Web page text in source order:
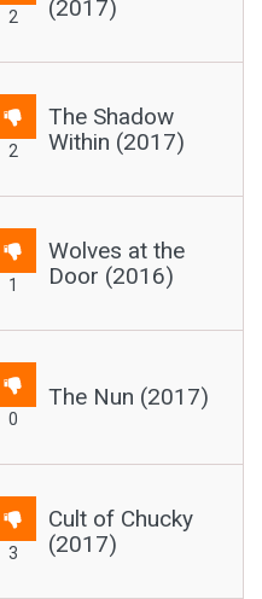
2 (2017)
2
The Shadow
Within (2017)
1
Wolves at the
Door (2016)
0
The Nun (2017)
3
Cult of Chucky
(2017)